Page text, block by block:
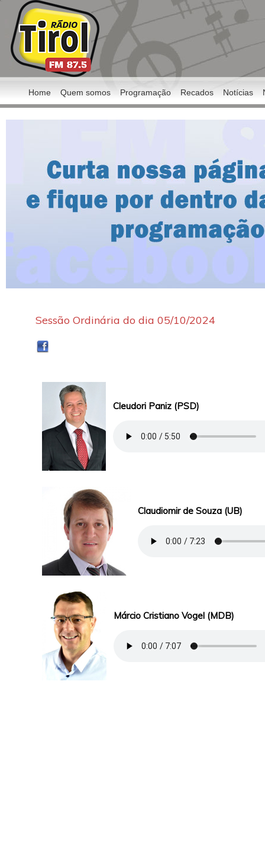
Home Quem somos Programação Recados Notícias
Sessão Ordinária do dia 05/10/2024
Cleudori Paniz (PSD)
Claudiomir de Souza (UB)
Márcio Cristiano Vogel (MDB)